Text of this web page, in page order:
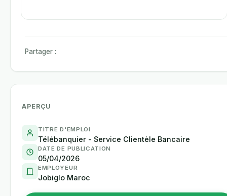
Partager :
APERÇU
TITRE D'EMPLOI
Télébanquier - Service Clientèle Bancaire
DATE DE PUBLICATION
05/04/2026
EMPLOYEUR
Jobiglo Maroc